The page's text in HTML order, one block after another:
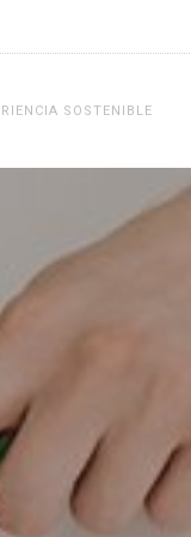
SOSTENIBLE